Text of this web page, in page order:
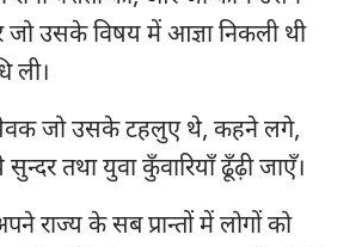
नीतिवचन
यिर्मयाह
यहेजकेल
होशे
जो उसके विषय में आज्ञा निकली थी
ली।
जो उसके टहलुए थे, कहने लगे,
तथा युवा कुँवारियाँ ढूँढ़ी जाएँ।
राज्य के सब प्रान्तों में लोगों को